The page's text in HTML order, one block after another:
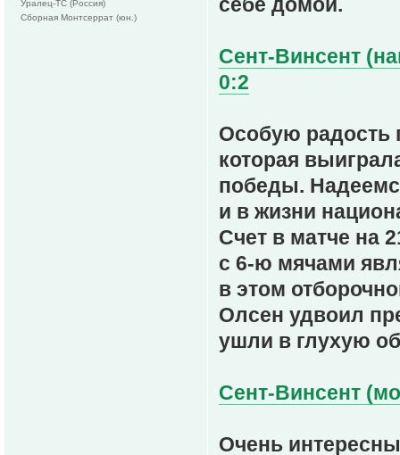
Сент-Винсент
0:2
Особую радость
которая
победы.
и в жизни
Счет в матче на
с 6-ю мячами
в этом
Олсен удвоил
ушли в глухую
Сент-Винсент
Очень
Уралец-ТС (Россия)
Сборная Монтсеррат (юн.)